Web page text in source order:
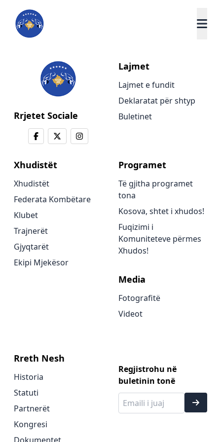
Rrjetet Sociale
Lajmet
Lajmet e fundit
Deklaratat për shtyp
Buletinet
Xhudistët
Xhudistët
Federata Kombëtare
Klubet
Trajnerët
Gjyqtarët
Ekipi Mjekësor
Programet
Të gjitha programet
tona
Kosova, shtet i xhudos!
Fuqizimi i
Komuniteteve përmes
Xhudos!
Media
Fotografitë
Videot
Rreth Nesh
Historia
Statuti
Partnerët
Kongresi
Regjistrohu në
buletinin tonë